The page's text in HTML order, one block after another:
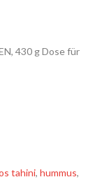
430 g Dose für
tahini, hummus,